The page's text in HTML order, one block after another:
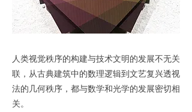
人类视觉秩序的构建与技术文明的发展不无关
联，从古典建筑中的数理逻辑到文艺复兴透视
法的几何秩序，都与数学和光学的发展密切相
关。